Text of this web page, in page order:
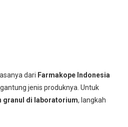
dari Farmakope Indonesia
jenis produknya. Untuk
granul di laboratorium, langkah